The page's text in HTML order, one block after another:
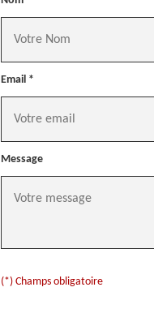
Email *
Message
(*) Champs obligatoire